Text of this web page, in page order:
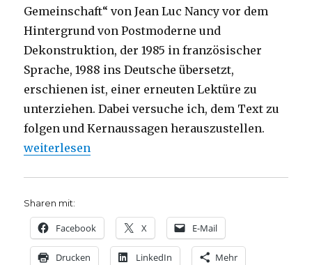
Gemeinschaft“ von Jean Luc Nancy vor dem
Hintergrund von Postmoderne und
Dekonstruktion, der 1985 in französischer
Sprache, 1988 ins Deutsche übersetzt,
erschienen ist, einer erneuten Lektüre zu
unterziehen. Dabei versuche ich, dem Text zu
folgen und Kernaussagen herauszustellen.
„Die Unverfügbarkeit Gottes. Beobachtungen zur
weiterlesen
Sharen mit:
Facebook X E-Mail
Drucken LinkedIn Mehr